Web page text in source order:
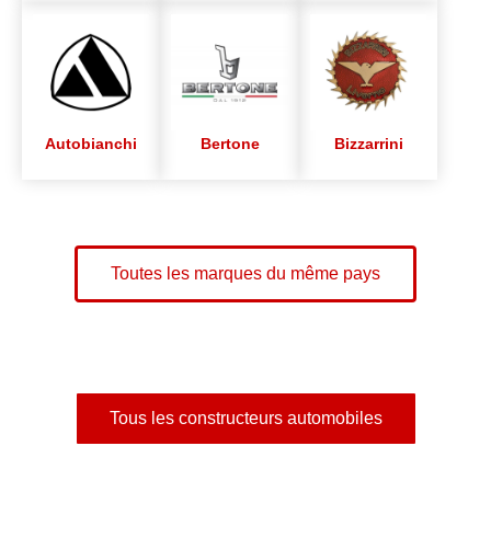
Autobianchi Bertone Bizzarrini
Toutes les marques du même pays
Tous les constructeurs automobiles